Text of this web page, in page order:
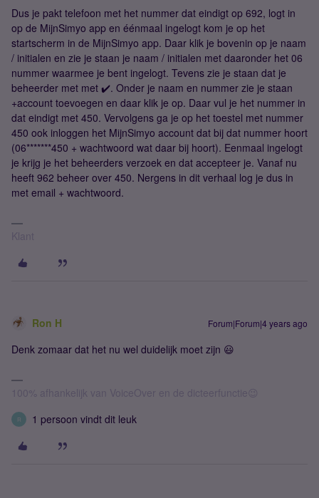
Dus je pakt telefoon met het nummer dat eindigt op 692, logt in
op de MijnSimyo app en éénmaal ingelogt kom je op het
startscherm in de MijnSimyo app. Daar klik je bovenin op je naam
/ initialen en zie je staan je naam / initialen met daaronder het 06
nummer waarmee je bent ingelogt. Tevens zie je staan dat je
beheerder met met ✔️. Onder je naam en nummer zie je staan
+account toevoegen en daar klik je op. Daar vul je het nummer in
dat eindigt met 450. Vervolgens ga je op het toestel met nummer
450 ook inloggen het MijnSimyo account dat bij dat nummer hoort
(06*******450 + wachtwoord wat daar bij hoort). Eenmaal ingelogt
je krijg je het beheerders verzoek en dat accepteer je. Vanaf nu
heeft 962 beheer over 450. Nergens in dit verhaal log je dus in
met email + wachtwoord.
Klant
Ron H Forum|Forum|4 years ago
Denk zomaar dat het nu wel duidelijk moet zijn 😃
100% afhankelijk van VoiceOver en de dicteerfunctie😉
R 1 persoon vindt dit leuk